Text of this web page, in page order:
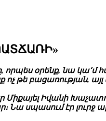
որպես օրենք, նա
ոչ թե բացառության,
Միքայել Իվանի
Նա սպասում էր